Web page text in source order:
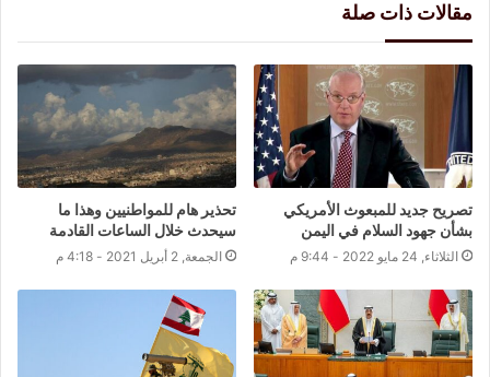
مقالات ذات صلة
تصريح جديد للمبعوث الأمريكي
بشأن جهود السلام في اليمن
الثلاثاء, 24 مايو 2022 - 9:44 م
تحذير هام للمواطنيين وهذا ما
سيحدث خلال الساعات القادمة
الجمعة, 2 أبريل 2021 - 4:18 م